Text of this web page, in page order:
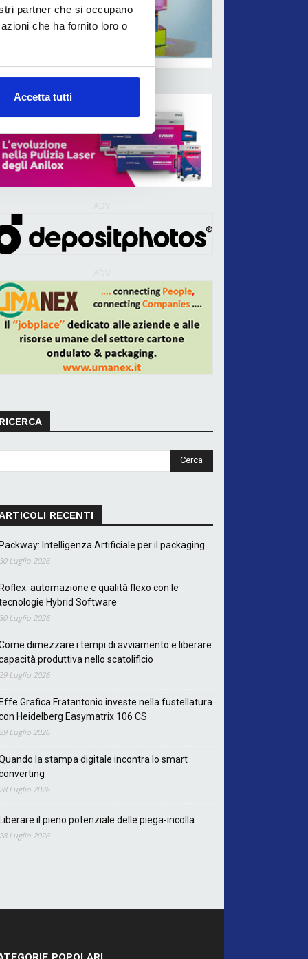
partner che si occupano
che ha fornito loro o
Accetta tutti
ADV
RECENTI
Intelligenza Artificiale per il packaging
Luglio 2026
automazione e qualità flexo con le
Hybrid Software
Luglio 2026
dimezzare i tempi di avviamento e liberare
produttiva nello scatolificio
Luglio 2026
Grafica Fratantonio investe nella fustellatura
Heidelberg Easymatrix 106 CS
Luglio 2026
la stampa digitale incontra lo smart
Luglio 2026
il pieno potenziale delle piega-incolla
Luglio 2026